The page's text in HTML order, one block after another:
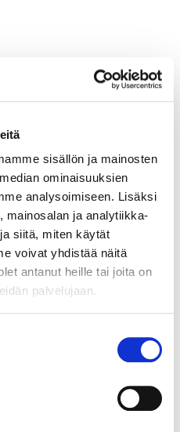
sisällön ja mainosten
ominaisuuksien
analysoimiseen. Lisäksi
mainosalan ja analytiikka-
siitä, miten käytät
voivat yhdistää näitä
antanut heille tai joita on
palvelujaan.